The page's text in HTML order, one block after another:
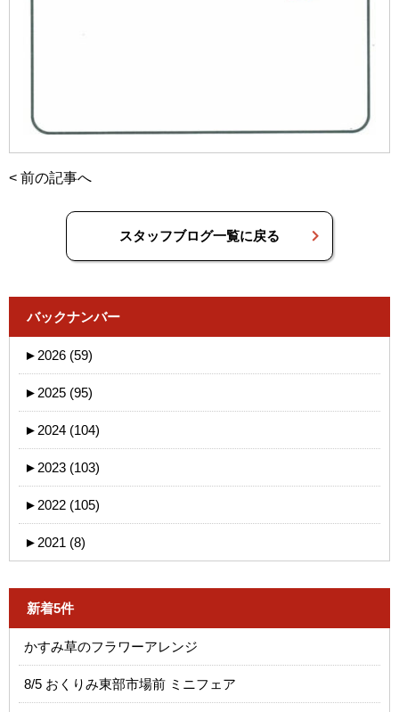
< 前の記事へ
スタッフブログ一覧に戻る
バックナンバー
► 2026 (59)
► 2025 (95)
► 2024 (104)
► 2023 (103)
► 2022 (105)
► 2021 (8)
新着5件
かすみ草のフラワーアレンジ
8/5 おくりみ東部市場前 ミニフェア